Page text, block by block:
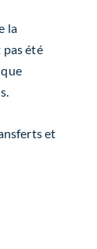
la
pas été
et